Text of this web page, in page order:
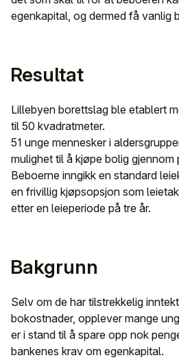
egenkapital, og dermed få vanlig
Resultat
Lillebyen borettslag ble etablert
til 50 kvadratmeter.
51 unge mennesker i
mulighet til å kjøpe bolig gjennom
Beboerne inngikk en standard
en frivillig kjøpsopsjon som
etter en leieperiode på tre år.
Bakgrunn
Selv om de har tilstrekkelig
bokostnader, opplever mange
er i stand til å spare opp nok
bankenes krav om egenkapital.